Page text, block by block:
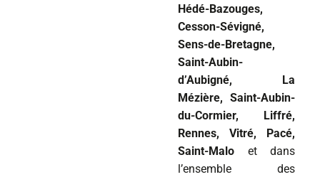
Hédé-Bazouges,
Cesson-Sévigné,
Sens-de-Bretagne,
Saint-Aubin-
d’Aubigné, La
Mézière, Saint-Aubin-
du-Cormier, Liffré,
Rennes, Vitré, Pacé,
Saint-Malo et dans
l’ensemble des